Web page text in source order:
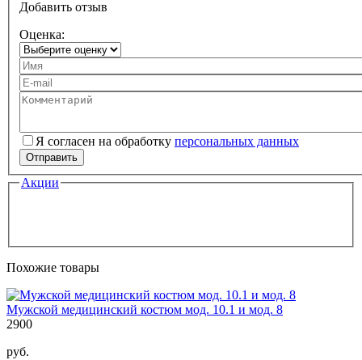
Добавить отзыв
Оценка:
Ваше имя
Ваш e-mail
Комментарий
Я согласен на обработку персональных данных
Персональные данные
Отправить
Акции
Похожие товары
Мужской медицинский костюм мод. 10.1 и мод. 8
2900
руб.